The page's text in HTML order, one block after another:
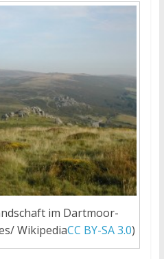
im Dartmoor-
WikipediaCC BY-SA 3.0)